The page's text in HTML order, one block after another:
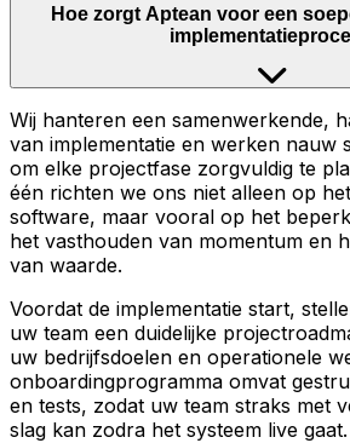
Hoe zorgt Aptean voor een
Wij hanteren een samenwerkende,
van implementatie en werken nauw
om elke projectfase zorgvuldig te
één richten we ons niet alleen op
software, maar vooral op het
het vasthouden van momentum en
van waarde.
Voordat de implementatie start,
uw team een duidelijke
uw bedrijfsdoelen en operationele
onboardingprogramma omvat
en tests, zodat uw team straks met
slag kan zodra het systeem live gaat.